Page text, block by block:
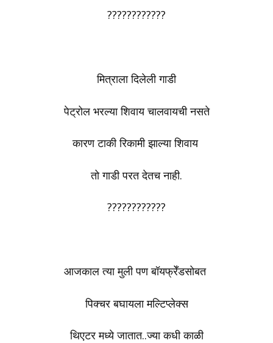
????????????
मित्राला दिलेली गाडी
पेट्रोल भरल्या शिवाय चालवायची नसते
कारण टाकी रिकामी झाल्या शिवाय
तो गाडी परत देतच नाही.
????????????
‎आजकाल‬ त्या मुली पण बॉयफ्रेँडसोबत
पिक्चर बघायला मल्टिप्लेक्स
थिएटर मध्ये जातात..ज्या कधी काळी